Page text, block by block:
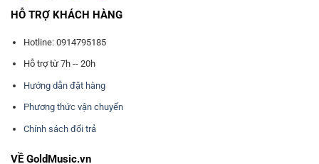
HỖ TRỢ KHÁCH HÀNG
Hotline: 0914795185
Hỗ trợ từ 7h -- 20h
Hướng dẫn đặt hàng
Phương thức vận chuyển
Chính sách đổi trả
VỀ GoldMusic.vn